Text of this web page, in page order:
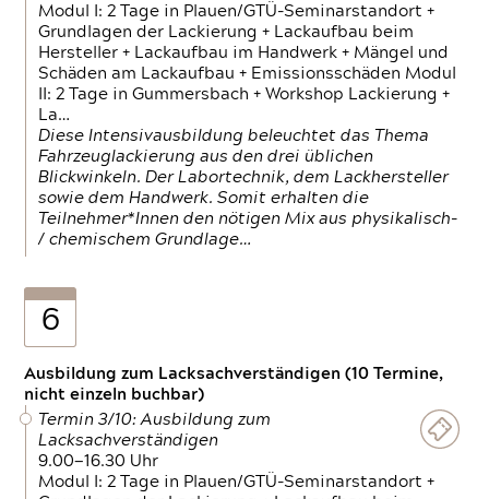
Modul I: 2 Tage in Plauen/GTÜ-Seminarstandort +
Grundlagen der Lackierung + Lackaufbau beim
Hersteller + Lackaufbau im Handwerk + Mängel und
Schäden am Lackaufbau + Emissionsschäden Modul
II: 2 Tage in Gummersbach + Workshop Lackierung +
La…
Diese Intensivausbildung beleuchtet das Thema
Fahrzeuglackierung aus den drei üblichen
Blickwinkeln. Der Labortechnik, dem Lackhersteller
sowie dem Handwerk. Somit erhalten die
Teilnehmer*Innen den nötigen Mix aus physikalisch-
/ chemischem Grundlage…
6
Ausbildung zum Lacksachverständigen (10 Termine,
nicht einzeln buchbar)
Termin 3/10: Ausbildung zum
Lacksachverständigen
9.00—16.30 Uhr
Modul I: 2 Tage in Plauen/GTÜ-Seminarstandort +